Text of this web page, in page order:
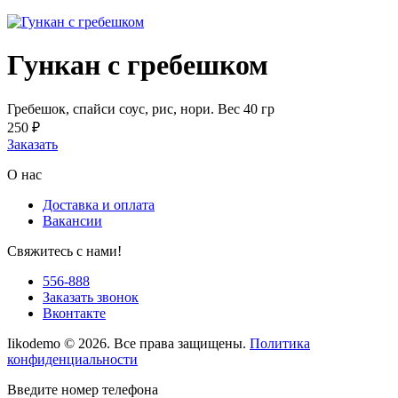
Гункан с гребешком
Гребешок, спайси соус, рис, нори. Вес 40 гр
250 ₽
Заказать
О нас
Доставка и оплата
Вакансии
Свяжитесь с нами!
556-888
Заказать звонок
Вконтакте
Iikodemo © 2026. Все права защищены. Политика
конфиденциальности
Введите номер телефона